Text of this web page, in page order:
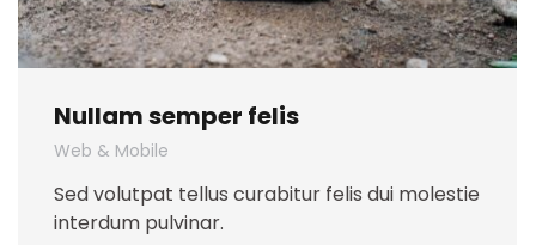
Nullam semper felis
Web & Mobile
Sed volutpat tellus curabitur felis dui molestie
interdum pulvinar.